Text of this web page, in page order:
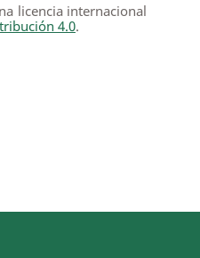
licencia internacional
4.0.